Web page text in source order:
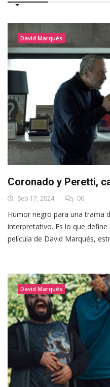
David Marqués
Coronado y Peretti,
Sep 17, 2024 00
Humor negro para una trama
interpretativo. Es lo que
película de David Marqués,
David Marqués